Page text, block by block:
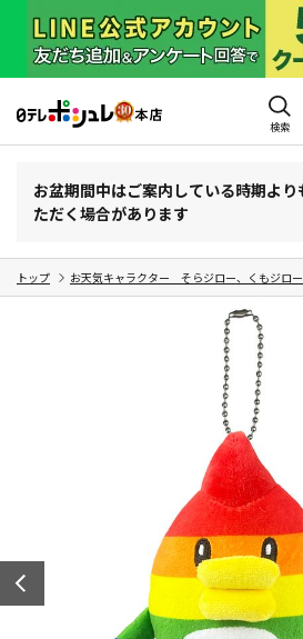
検索
お盆期間中はご案内している時期よ
ただく場合があります
トップ お天気キャラクター そらジロー、くもジロ